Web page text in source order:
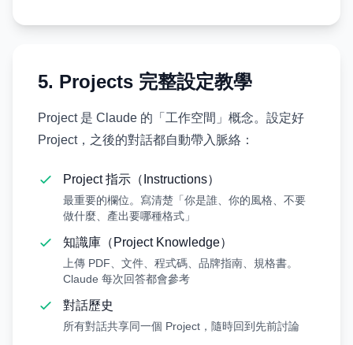
5. Projects 完整設定教學
Project 是 Claude 的「工作空間」概念。設定好
Project，之後的對話都自動帶入脈絡：
Project 指示（Instructions）
最重要的欄位。寫清楚「你是誰、你的風格、不要
做什麼、產出要哪種格式」
知識庫（Project Knowledge）
上傳 PDF、文件、程式碼、品牌指南、規格書。
Claude 每次回答都會參考
對話歷史
所有對話共享同一個 Project，隨時回到先前討論